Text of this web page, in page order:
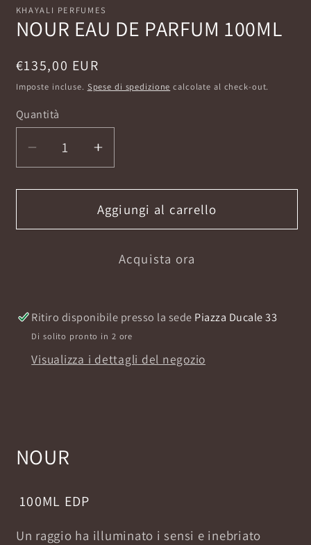
finestra
KHAYALI PERFUMES
NOUR EAU DE PARFUM 100ML
Prezzo
di
€135,00 EUR
Imposte incluse. Spese di spedizione calcolate al check-out.
Quantità
Diminuisci
quantità
per
EAU
Aumenta
quantità
per
NOUR
EAU
PARFUM
Aggiungi al carrello
Acquista ora
Ritiro disponibile presso la sede Piazza Ducale 33
Di solito pronto in 2 ore
Visualizza i dettagli del negozio
NOUR
100ML EDP
Un raggio ha illuminato i sensi e inebriato